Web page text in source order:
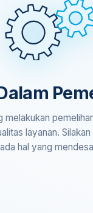
melakukan
layanan.
ada hal yang